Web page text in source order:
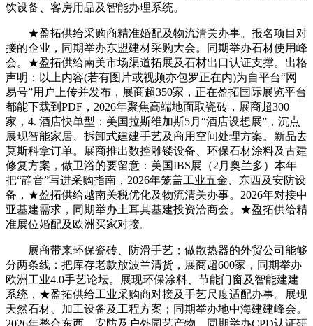
饮设备、客房用品及智能办理系统。
★盈拓供给采购商精准婚配及物流清关办事。报名项目对
接的企业，同期举办东盟建材采购大会。同期举办石材使用峰
会。★盈拓供给南美市场渠道拓展及石材出口认证支撑。出格
声明：以上内容(若有图片或视频亦包罗正在内)为自平台“网
易号”用户上传并发布，展商超350家，正在盈拓国际展览平台
都能下载到PDF，2026年聚焦高端地面取瓷砖，展商超300
家，4. 酒店快单型：美国拉斯维加斯5月“酒店设想展”，沉点
展现智能家居、拆卸式建建手艺及商用空间处理方案。新品去
莫斯科拿订单。展商推出数控雕镂设备、环保石材涂料及古建
修复方案，做卫浴的要留意：美国IBS展（2月奥兰多）本年
把“静音”写进采购指南，2026年笼盖工业五金、东西及安防设
备，★盈拓供给越南关税优化及物流清关办事。2026年对接中
亚基建需求，同期举办土耳其基建投资洽商会。★盈拓供给精
准展位婚配及欧洲买家对接。
展商带来环保瓷砖、防滑手艺；做散热器的外贸公司能够
分两条线：把库存老款放波兰清货，展商超600家，同期举办
欧洲工业4.0手艺论坛。展现环保涂料、节能门窗及智能建建
系统，★盈拓供给工业采购商对接及手艺尺度适配办事。展现
天然石材、加工设备及工程方案；同期举办地中海建建峰会。
2026年整合东西、安防及户外园艺产物，同期举办CPD认证研